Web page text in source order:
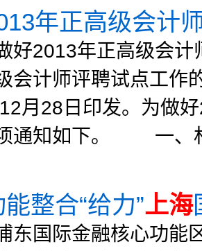
年正高级会计
好2013年正高级
会计师评聘试点工作
月28日印发。为做
通知如下。 一、
整合“给力”上海
东国际金融核心功能